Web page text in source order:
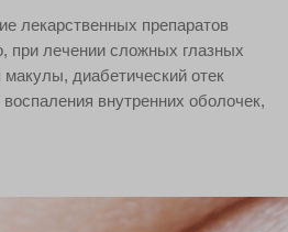
лекарственных препаратов
при лечении сложных глазных
диабетический отек
внутренних оболочек,